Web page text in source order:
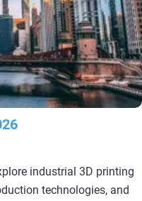
industrial 3D printing
technologies, and